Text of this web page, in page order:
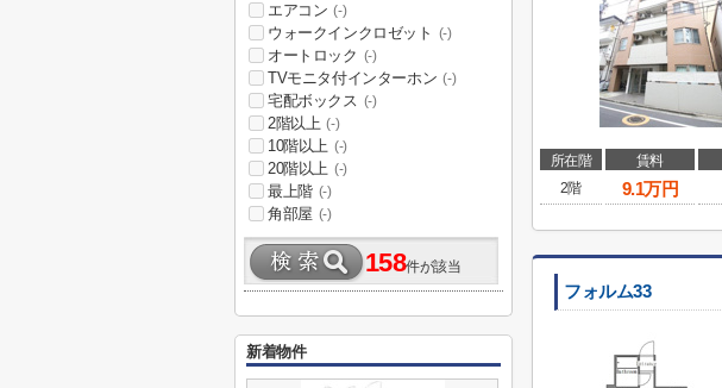
所在階 賃料
2階
9.1万円
フォルム33
エアコン (-)
ウォークインクロゼット (-)
オートロック (-)
TVモニタ付インターホン (-)
宅配ボックス (-)
2階以上 (-)
10階以上 (-)
20階以上 (-)
最上階 (-)
角部屋 (-)
158件が該当
新着物件